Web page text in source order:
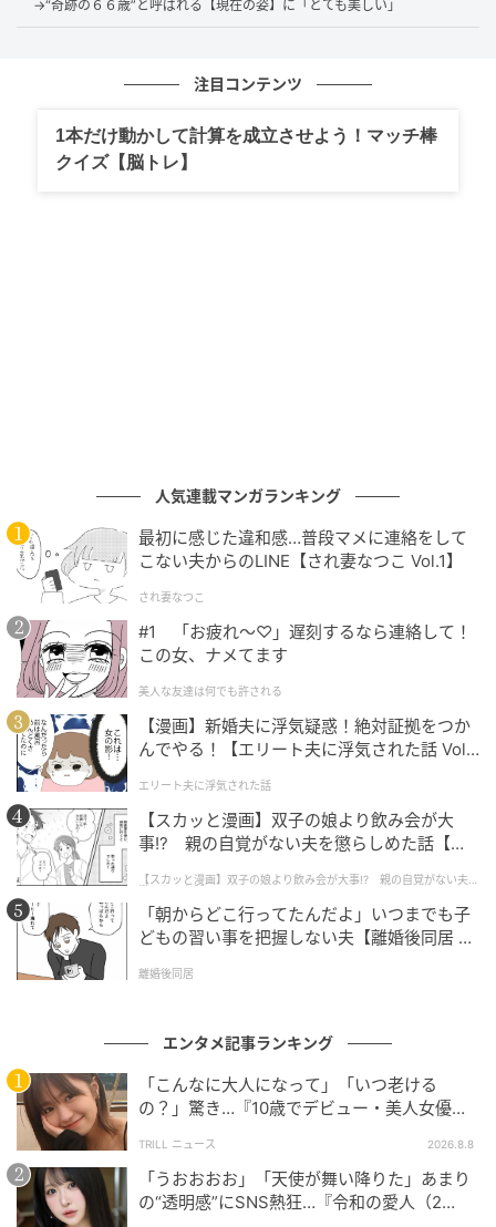
「素敵な景色」「CGみたい」ファンから大き
な反響
@naomi_majima
→“奇跡の６６歳”と呼ばれる【現在の姿】に「とても美しい」
注目コンテンツ
1本だけ動かして計算を成立させよう！マッチ棒
クイズ【脳トレ】
人気連載マンガランキング
最初に感じた違和感…普段マメに連絡をして
こない夫からのLINE【され妻なつこ Vol.1】
され妻なつこ
#1 「お疲れ〜♡」遅刻するなら連絡して！
この女、ナメてます
美人な友達は何でも許される
【漫画】新婚夫に浮気疑惑！絶対証拠をつか
んでやる！【エリート夫に浮気された話 Vol.
エリート夫に浮気された話
【スカッと漫画】双子の娘より飲み会が大
事!? 親の自覚がない夫を懲らしめた話【第1
【スカッと漫画】双子の娘より飲み会が大事!? 親の自覚がない夫を
懲らしめた話
「朝からどこ行ってたんだよ」いつまでも子
どもの習い事を把握しない夫【離婚後同居 Vo
離婚後同居
エンタメ記事ランキング
「こんなに大人になって」「いつ老ける
の？」驚き…『10歳でデビュー・美人女優（2
TRILL ニュース 2026.8.8
「うおおおお」「天使が舞い降りた」あまり
の“透明感”にSNS熱狂…『令和の愛人（2